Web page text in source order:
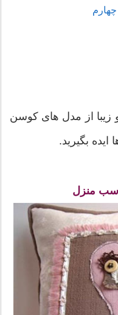
زیبا از مدل های کوسن
ایده بگیرید.
منزل